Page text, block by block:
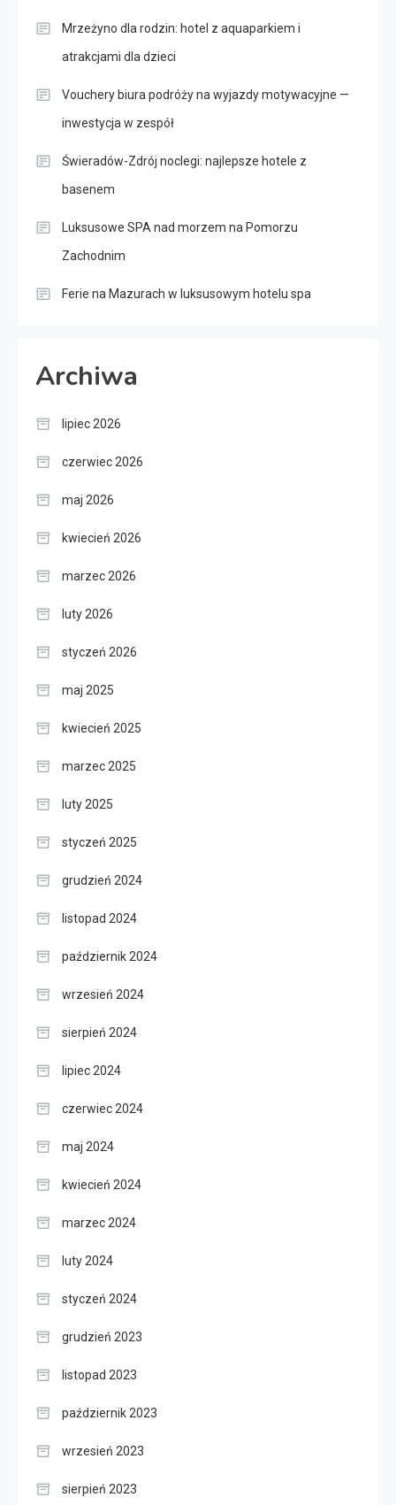
Mrzeżyno dla rodzin: hotel z aquaparkiem i
atrakcjami dla dzieci
Vouchery biura podróży na wyjazdy motywacyjne —
inwestycja w zespół
Świeradów-Zdrój noclegi: najlepsze hotele z
basenem
Luksusowe SPA nad morzem na Pomorzu
Zachodnim
Ferie na Mazurach w luksusowym hotelu spa
Archiwa
lipiec 2026
czerwiec 2026
maj 2026
kwiecień 2026
marzec 2026
luty 2026
styczeń 2026
maj 2025
kwiecień 2025
marzec 2025
luty 2025
styczeń 2025
grudzień 2024
listopad 2024
październik 2024
wrzesień 2024
sierpień 2024
lipiec 2024
czerwiec 2024
maj 2024
kwiecień 2024
marzec 2024
luty 2024
styczeń 2024
grudzień 2023
listopad 2023
październik 2023
wrzesień 2023
sierpień 2023